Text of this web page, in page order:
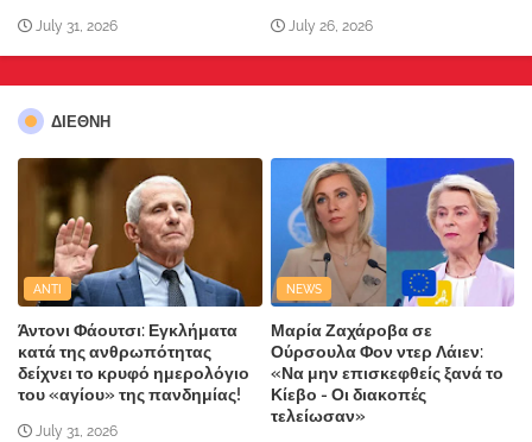
July 31, 2026 July 26, 2026
ΔΙΕΘΝΗ
ANTI
Άντονι Φάουτσι: Εγκλήματα
κατά της ανθρωπότητας
δείχνει το κρυφό ημερολόγιο
του «αγίου» της πανδημίας!
July 31, 2026
NEWS
Μαρία Ζαχάροβα σε
Ούρσουλα Φον ντερ Λάιεν:
«Να μην επισκεφθείς ξανά το
Κίεβο - Οι διακοπές
τελείωσαν»